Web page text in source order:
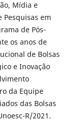
Mídia e
Pesquisas em
de Pós-
os anos de
de Bolsas
e Inovação
da Equipe
das Bolsas
R/2021.